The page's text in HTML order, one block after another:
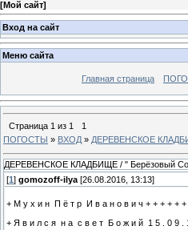
[Мой сайт]
Вход на сайт
Меню сайта
Главная страница
Страница 1 из 1
1
ПОГОСТЫ » ВХОД » ДЕРЕВЕНСКОЕ
ДЕРЕВЕНСКОЕ КЛАДБИЩЕ / " Берёзовый
[1 ] gomozoff-ilya [26.08.2016, 13:13]
+ М у х и н П ё т р И в а н о в и ч + + + + + +
+ Я в и л с я н а с в е т Б о ж и й 1 5 . 0 9 .